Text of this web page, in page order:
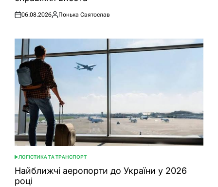
Оприлюднено
06.08.2026
Опубліковано
Понька Святослав
ОПУБЛІКУВАТИ
У
ЛОГІСТИКА ТА ТРАНСПОРТ
Найближчі аеропорти до України у 2026
році